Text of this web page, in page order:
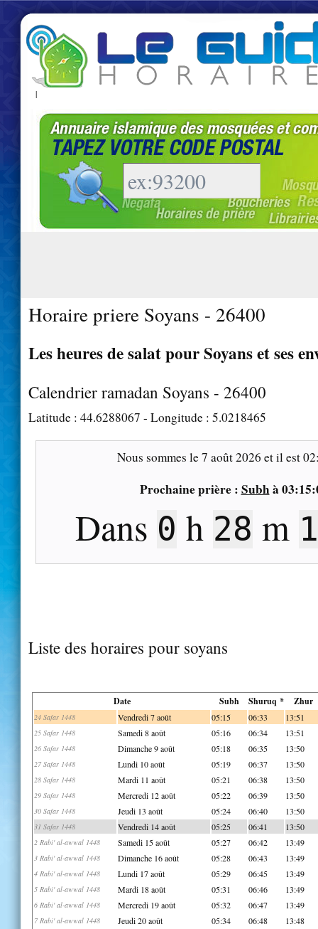
|
Horaire priere Soyans - 26400
Les heures de salat pour Soyans et ses
Calendrier ramadan Soyans - 26400
Latitude : 44.6288067 - Longitude : 5.0218465
Nous sommes le7 août 2026 et il est
Prochaine prière : Subhà
Dans 0 h 28 m
Liste des horaires pour soyans
Date Subh Shuruq * Zhur
24 Safar 1448 Vendredi 7 août 05:15 06:33 13:51
25 Safar 1448 Samedi 8 août 05:16 06:34 13:51
26 Safar 1448 Dimanche 9 août 05:18 06:35 13:50
27 Safar 1448 Lundi 10 août 05:19 06:37 13:50
28 Safar 1448 Mardi 11 août 05:21 06:38 13:50
29 Safar 1448 Mercredi 12 août 05:22 06:39 13:50
30 Safar 1448 Jeudi 13 août 05:24 06:40 13:50
31 Safar 1448 Vendredi 14 août 05:25 06:41 13:50
2 Rabi' al-awwal 1448 Samedi 15 août 05:27 06:42 13:49
3 Rabi' al-awwal 1448 Dimanche 16 août 05:28 06:43 13:49
4 Rabi' al-awwal 1448 Lundi 17 août 05:29 06:45 13:49
5 Rabi' al-awwal 1448 Mardi 18 août 05:31 06:46 13:49
6 Rabi' al-awwal 1448 Mercredi 19 août 05:32 06:47 13:49
7 Rabi' al-awwal 1448 Jeudi 20 août 05:34 06:48 13:48